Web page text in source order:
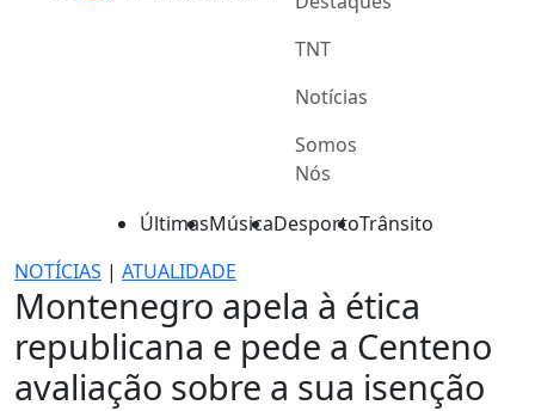
TNT
Notícias
Somos
Nós
ÚltimasMúsicaDesportoTrânsito
NOTÍCIAS | ATUALIDADE
Montenegro apela à ética
republicana e pede a Centeno
avaliação sobre a sua isenção